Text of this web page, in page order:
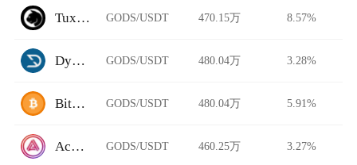
TuxExchange GODS/USDT 470.15万 8.57%
Dystopia GODS/USDT 480.04万 3.28%
BitFlip GODS/USDT 480.04万 5.91%
Acala Swap GODS/USDT 460.25万 3.27%